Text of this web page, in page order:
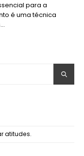
para a
é uma técnica
atitudes.